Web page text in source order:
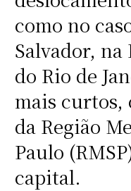
como no
Salvador, na
do Rio de
mais curtos,
da Região
Paulo
capital.